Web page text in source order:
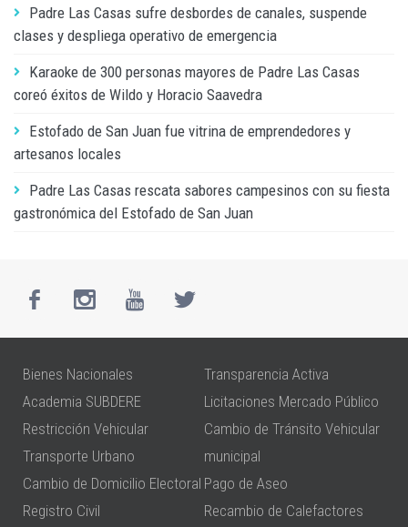
Padre Las Casas sufre desbordes de canales, suspende
clases y despliega operativo de emergencia
Karaoke de 300 personas mayores de Padre Las Casas
coreó éxitos de Wildo y Horacio Saavedra
Estofado de San Juan fue vitrina de emprendedores y
artesanos locales
Padre Las Casas rescata sabores campesinos con su fiesta
gastronómica del Estofado de San Juan
Bienes Nacionales
Academia SUBDERE
Restricción Vehicular
Transporte Urbano
Cambio de Domicilio Electoral
Registro Civil
Transparencia Activa
Licitaciones Mercado Público
Cambio de Tránsito Vehicular
municipal
Pago de Aseo
Recambio de Calefactores